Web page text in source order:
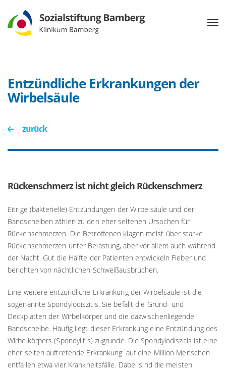
Entzündliche Erkrankungen der
Wirbelsäule
zurück
Rückenschmerz ist nicht gleich Rückenschmerz
Eitrige (bakterielle) Entzündungen der Wirbelsäule und der
Bandscheiben zählen zu den eher seltenen Ursachen für
Rückenschmerzen. Die Betroffenen klagen meist über starke
Rückenschmerzen unter Belastung, aber vor allem auch während
der Nacht. Gut die Hälfte der Patienten entwickeln Fieber und
berichten von nächtlichen Schweißausbrüchen.
Eine weitere entzündliche Erkrankung der Wirbelsäule ist die
sogenannte Spondylodiszitis. Sie befällt die Grund- und
Deckplatten der Wirbelkörper und die dazwischenliegende
Bandscheibe. Häufig liegt dieser Erkrankung eine Entzündung des
Wirbelkörpers (Spondylitis) zugrunde. Die Spondylodiszitis ist eine
eher selten auftretende Erkrankung: auf eine Million Menschen
entfallen etwa vier Krankheitsfälle. Dabei sind die meisten